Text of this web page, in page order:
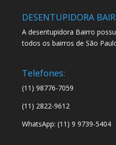
DESENTUPIDORA
A desentupidora Bairro
todos os bairros de São
Telefones:
(11) 98776-7059
(11) 2822-9612
WhatsApp: (11) 9 9739-5404